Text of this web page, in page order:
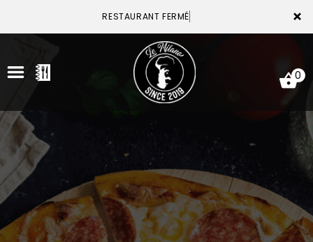
×
RESTAURANT FERMÉ
ACCUEIL
LA CARTE
VOTRE COMPTE
0